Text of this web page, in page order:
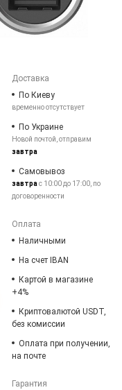
Доставка
По Киеву
временно отсутствует
По Украине
Новой почтой, отправим
завтра
Самовывоз
завтрас 10:00 до 17:00, по
договоренности
Оплата
Наличными
На счет IBAN
Картой в магазине
+4%
Криптовалютой USDT,
без комиссии
Оплата при получении,
на почте
Гарантия